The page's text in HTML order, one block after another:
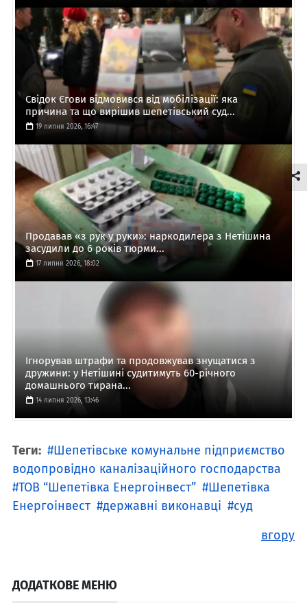
Свідок Єгови відмовився від мобілізації: яка
причина та що вирішив шепетівський суд...
19 липня 2026, 16:47
Продавав «з рук у руки»: наркодилера з Нетішина
засудили до 6 років тюрми...
17 липня 2026, 18:02
Ігнорував штрафи та продовжував знущатися з
дружини: у Нетішині судитимуть 60-річного
домашнього тирана...
14 липня 2026, 13:46
Теги:
Шепетівське комунальне підприємство
водопровідно каналізаційного господарства
ТОВ “Шепетівка Енергоінвест”
Шепетівка
Енергоінвест
державні виконавці
суд
вгору
ДОДАТКОВЕ МЕНЮ